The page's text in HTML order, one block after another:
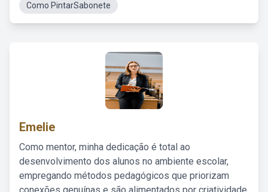
Como PintarSabonete
Emelie
Como mentor, minha dedicação é total ao
desenvolvimento dos alunos no ambiente escolar,
empregando métodos pedagógicos que priorizam